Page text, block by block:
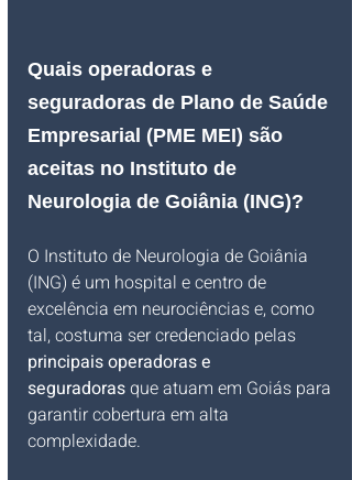
Quais operadoras e
seguradoras de Plano de Saúde
Empresarial (PME MEI) são
aceitas no Instituto de
Neurologia de Goiânia (ING)?
O Instituto de Neurologia de Goiânia
(ING) é um hospital e centro de
excelência em neurociências e, como
tal, costuma ser credenciado pelas
principais operadoras e
seguradoras que atuam em Goiás para
garantir cobertura em alta
complexidade.